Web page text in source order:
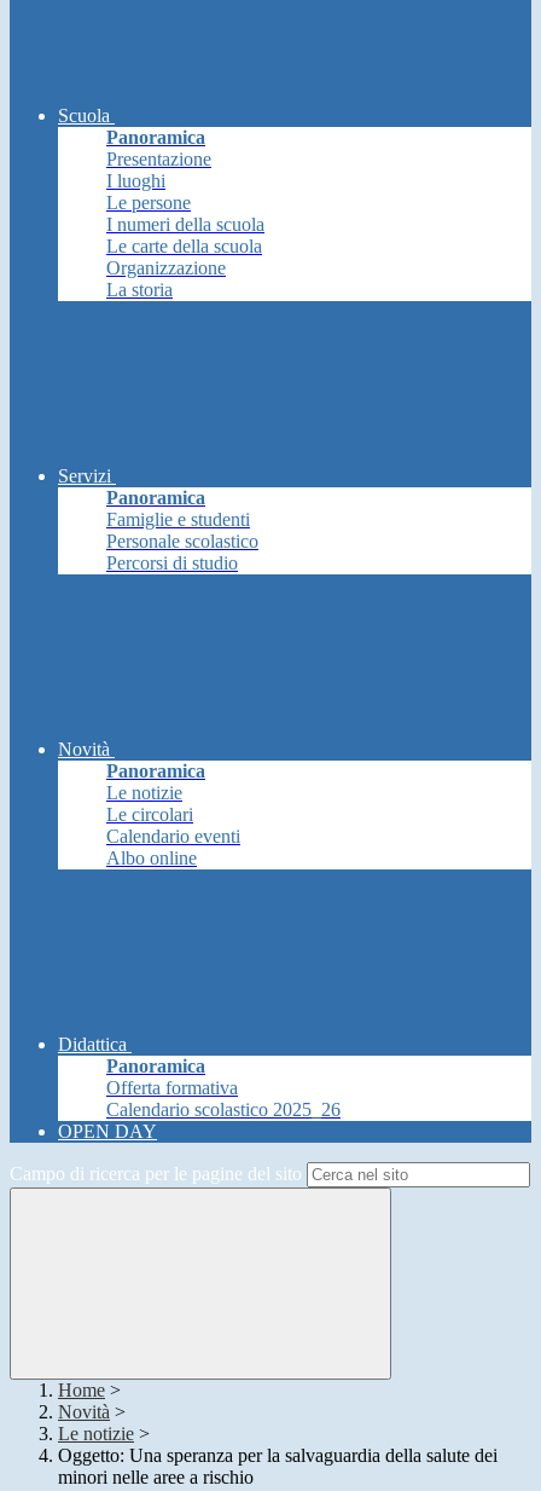
Scuola
Panoramica
Presentazione
I luoghi
Le persone
I numeri della scuola
Le carte della scuola
Organizzazione
La storia
Servizi
Panoramica
Famiglie e studenti
Personale scolastico
Percorsi di studio
Novità
Panoramica
Le notizie
Le circolari
Calendario eventi
Albo online
Didattica
Panoramica
Offerta formativa
Calendario scolastico 2025_26
OPEN DAY
Campo di ricerca per le pagine del sito
Home >
Novità >
Le notizie >
Oggetto: Una speranza per la salvaguardia della salute dei
minori nelle aree a rischio